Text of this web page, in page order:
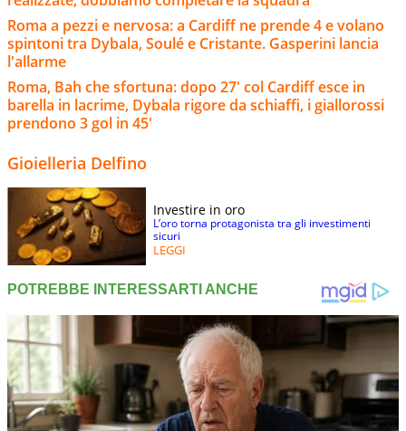
Roma a pezzi e nervosa: a Cardiff ne prende 4 e volano
spintoni tra Dybala, Soulé e Cristante. Gasperini lancia
l'allarme
Roma, Bah che sfortuna: dopo 27' col Cardiff esce in
barella in lacrime, Dybala rigore da schiaffi, i giallorossi
prendono 3 gol in 45'
Gioielleria Delfino
Investire in oro
L’oro torna protagonista tra gli investimenti
sicuri
LEGGI